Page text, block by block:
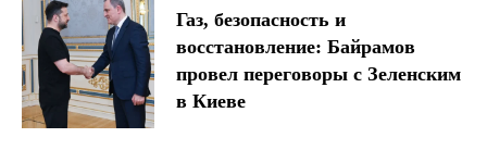
Газ, безопасность и
восстановление: Байрамов
провел переговоры с Зеленским
в Киеве